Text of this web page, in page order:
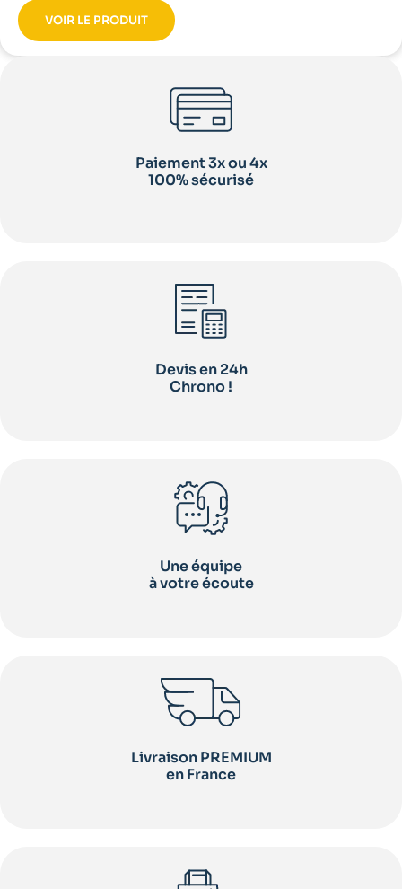
VOIR LE PRODUIT
Paiement 3x ou 4x
100% sécurisé
Devis en 24h
Chrono !
Une équipe
à votre écoute
Livraison PREMIUM
en France